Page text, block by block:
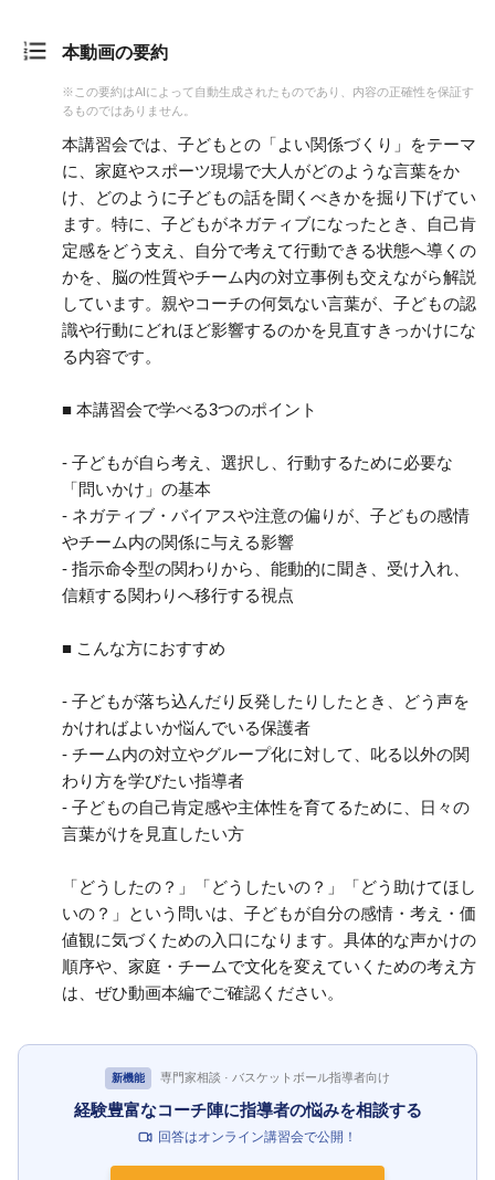
本動画の要約
※この要約はAIによって自動生成されたものであり、内容の正確性を保証す
るものではありません。
本講習会では、子どもとの「よい関係づくり」をテーマ
に、家庭やスポーツ現場で大人がどのような言葉をか
け、どのように子どもの話を聞くべきかを掘り下げてい
ます。特に、子どもがネガティブになったとき、自己肯
定感をどう支え、自分で考えて行動できる状態へ導くの
かを、脳の性質やチーム内の対立事例も交えながら解説
しています。親やコーチの何気ない言葉が、子どもの認
識や行動にどれほど影響するのかを見直すきっかけにな
る内容です。
■ 本講習会で学べる3つのポイント
- 子どもが自ら考え、選択し、行動するために必要な
「問いかけ」の基本
- ネガティブ・バイアスや注意の偏りが、子どもの感情
やチーム内の関係に与える影響
- 指示命令型の関わりから、能動的に聞き、受け入れ、
信頼する関わりへ移行する視点
■ こんな方におすすめ
- 子どもが落ち込んだり反発したりしたとき、どう声を
かければよいか悩んでいる保護者
- チーム内の対立やグループ化に対して、叱る以外の関
わり方を学びたい指導者
- 子どもの自己肯定感や主体性を育てるために、日々の
言葉がけを見直したい方
「どうしたの？」「どうしたいの？」「どう助けてほし
いの？」という問いは、子どもが自分の感情・考え・価
値観に気づくための入口になります。具体的な声かけの
順序や、家庭・チームで文化を変えていくための考え方
は、ぜひ動画本編でご確認ください。
新機能 専門家相談 · バスケットボール指導者向け
経験豊富なコーチ陣に指導者の悩みを相談する
回答はオンライン講習会で公開！